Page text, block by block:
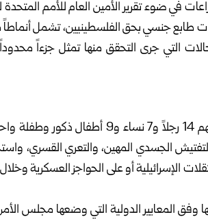
ذات طابع جنسي بحق الفلسطينيين، تشمل
التي جرى التحقق منها تمثل جزءاً
وأضاف منصور: إن التقرير وثق نحو 31 ضحية فلسطينية، بينهم 14 رجلاً و7
الجسدي المهين، والتعري القسري،
الإسرائيلية أو على الحواجز العسكرية
المعايير الدولية التي وضعها مجلس